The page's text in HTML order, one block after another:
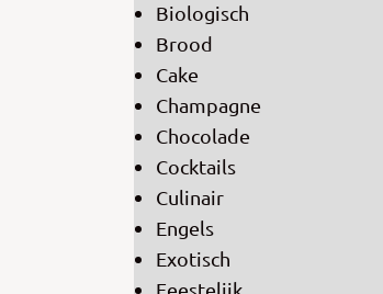
Biologisch
Brood
Cake
Champagne
Chocolade
Cocktails
Culinair
Engels
Exotisch
Feestelijk